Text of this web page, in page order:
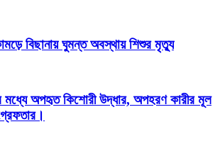
বিছানায় ঘুমন্ত অবস্থায় শিশুর মৃত্যু
মধ্যে অপহৃত কিশোরী উদ্ধার, অপহরণ কারীর মূল